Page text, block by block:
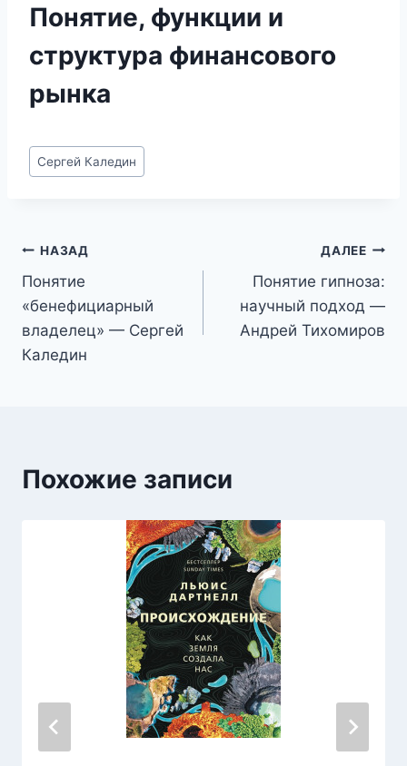
Понятие, функции и
структура финансового
рынка
Метки
записи:
Сергей Каледин
Навигация
по
записям
НАЗАД
Понятие
«бенефициарный
владелец» — Сергей
Каледин
ДАЛЕЕ
Понятие гипноза:
научный подход —
Андрей Тихомиров
Похожие записи